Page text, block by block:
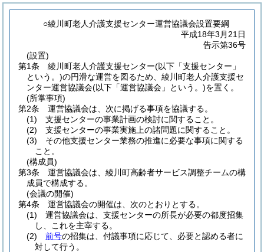
○綾川町老人介護支援センター運営協議会設置要綱
平成18年3月21日
告示第36号
(設置)
第1条
綾川町老人介護支援センター(以下「支援センター」
という。)の円滑な運営を図るため、綾川町老人介護支援セ
ンター運営協議会(以下「運営協議会」という。)を置く。
(所掌事項)
第2条
運営協議会は、次に掲げる事項を協議する。
(1)
支援センターの事業計画の検討に関すること。
(2)
支援センターの事業実施上の諸問題に関すること。
(3)
その他支援センター業務の推進に必要な事項に関する
こと。
(構成員)
第3条
運営協議会は、綾川町高齢者サービス調整チームの構
成員で構成する。
(会議の開催)
第4条
運営協議会の開催は、次のとおりとする。
(1)
運営協議会は、支援センターの所長が必要の都度招集
し、これを主宰する。
(2)
前号の招集は、付議事項に応じて、必要と認める者に
対して行う。